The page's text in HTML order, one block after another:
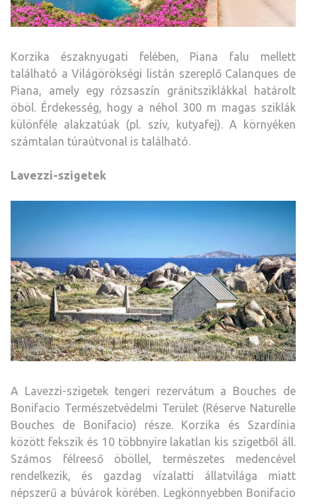
Korzika északnyugati felében, Piana falu mellett
található a Világörökségi listán szereplő Calanques de
Piana, amely egy rózsaszín gránitsziklákkal határolt
öböl. Érdekesség, hogy a néhol 300 m magas sziklák
különféle alakzatúak (pl. szív, kutyafej). A környéken
számtalan túraútvonal is található.
Lavezzi-szigetek
A Lavezzi-szigetek tengeri rezervátum a Bouches de
Bonifacio Természetvédelmi Terület (Réserve Naturelle
Bouches de Bonifacio) része. Korzika és Szardínia
között fekszik és 10 többnyire lakatlan kis szigetből áll.
Számos félreeső öböllel, természetes medencével
rendelkezik, és gazdag vízalatti állatvilága miatt
népszerű a búvárok körében. Legkönnyebben Bonifacio